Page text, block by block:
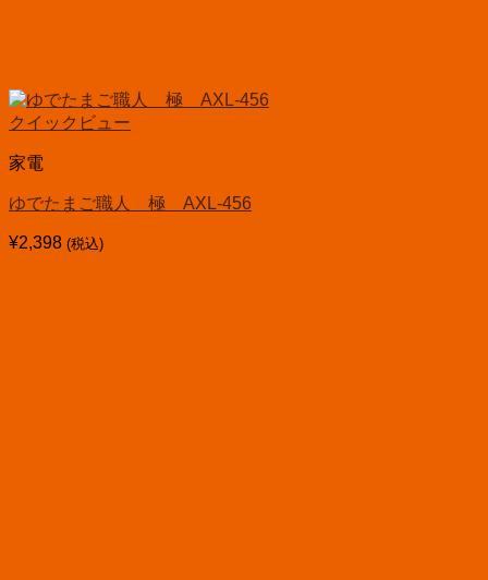
クイックビュー
家電
ゆでたまご職人 極 AXL-456
¥2,398 (税込)